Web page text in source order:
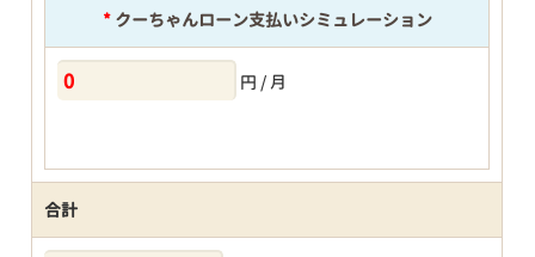
*クーちゃんローン支払いシミュレーション
円 / 月
合計